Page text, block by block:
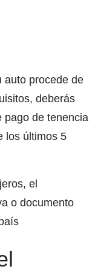
auto procede de
deberás
pago de tenencia
los últimos 5
el
o documento